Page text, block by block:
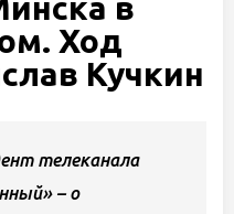
в
Ход
Кучкин
телеканала
– о